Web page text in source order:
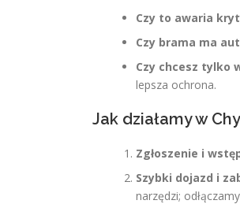
Czy to awaria
Czy brama ma
Czy chcesz tylko
lepsza ochrona.
Jak działamy w
Zgłoszenie i
Szybki dojazd i
narzędzi;